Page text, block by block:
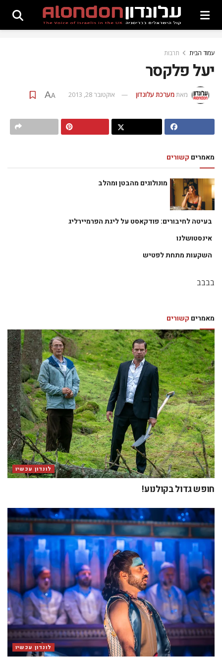
עמוד הבית תרבות
יעל פלקסר
מאתמערכת עלונדון אוקטובר 28, 2013 A
A
מאמרים קשורים
מונולוגים מהבטן ומהלב
בעיטה לחיבורים: פודקאסט על ליגת הפרמיירליג
אינסטושלנו
השקעות מתחת לפטיש
בבבב
מאמרים קשורים
לונדון עכשיו
חופש גדול בקולנוע!
לונדון עכשיו